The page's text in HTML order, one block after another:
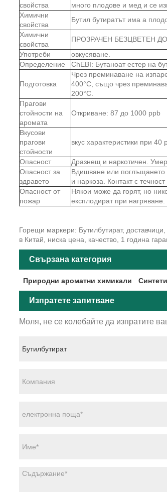
свойства
много плодове и мед и се
Химични
свойства
Бутил бутиратът има a
Химични
свойства
ПРОЗРАЧЕН БЕЗЦВЕТЕН
Употреби
овкусяване.
Определение
ChEBI: Бутаноат естер на
Подготовка
Чрез преминаване на
400°C, също чрез
200°C.
Прагови
стойности на
аромата
Откриване: 87 до 1000 ppb
Вкусови
прагови
стойности
вкус характеристики при
Опасност
Дразнещ и наркотичен.
Опасност за
здравето
Вдишване или поглъщането
и наркоза. Контакт с течност
Опасност от
пожар
Някои може да горят, но
експлодират при
Горещи маркери: Бутилбутират,
в Китай, ниска цена, качество, 1 година
Свързана категория
Природни ароматни химикали
Изпратете запитване
Моля, не се колебайте да изпратите